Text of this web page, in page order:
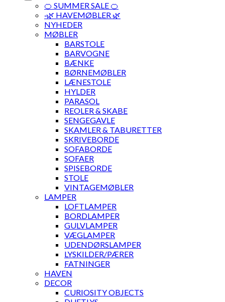
🍊 SUMMER SALE 🍊
·🌿 HAVEMØBLER 🌿
NYHEDER
MØBLER
BARSTOLE
BARVOGNE
BÆNKE
BØRNEMØBLER
LÆNESTOLE
HYLDER
PARASOL
REOLER & SKABE
SENGEGAVLE
SKAMLER & TABURETTER
SKRIVEBORDE
SOFABORDE
SOFAER
SPISEBORDE
STOLE
VINTAGEMØBLER
LAMPER
LOFTLAMPER
BORDLAMPER
GULVLAMPER
VÆGLAMPER
UDENDØRSLAMPER
LYSKILDER/PÆRER
FATNINGER
HAVEN
DECOR
CURIOSITY OBJECTS